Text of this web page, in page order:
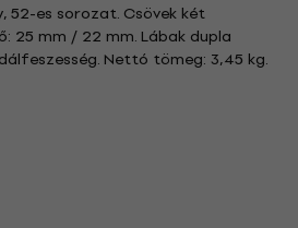
52-es sorozat. Csövek két
25 mm / 22 mm. Lábak dupla
Nettó tömeg: 3,45 kg.